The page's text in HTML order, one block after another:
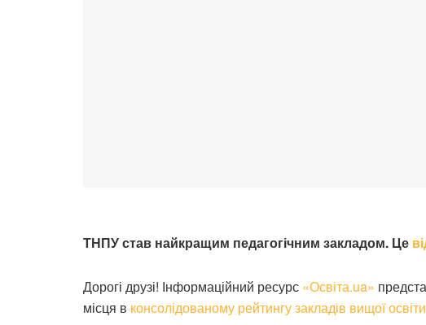
ТНПУ став найкращим педагогічним закладом. Це
Дорогі друзі! Інформаційний ресурс «Освіта.ua»
місця в консолідованому рейтингу закладів вищої